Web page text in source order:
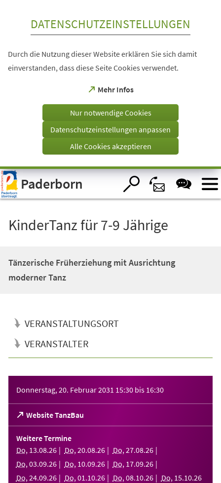
Visuelle
Assistenzsoftware
öffnen.
DATENSCHUTZEINSTELLUNGEN
Durch die Nutzung dieser Website erklären Sie sich damit
einverstanden, dass diese Seite Cookies verwendet.
Mehr Infos
(Öffnet
einem
Tab)
Nur notwendige Cookies
Datenschutzeinstellungen anpassen
Alle Cookies akzeptieren
Paderborn
KinderTanz für 7-9 Jährige
Tänzerische Früherziehung mit Ausrichtung
moderner Tanz
VERANSTALTUNGSORT
VERANSTALTER
Donnerstag, 20. Februar 2031 15:30 bis 16:30
Website TanzBau
(Öffnet
in
einem
neuen
Tab)
Weitere Termine
Do, 13.08.26 Do, 20.08.26 Do, 27.08.26
Do, 03.09.26 Do, 10.09.26 Do, 17.09.26
Do, 24.09.26 Do, 01 .10.26 Do, 08.10.26 Do, 15.10.26